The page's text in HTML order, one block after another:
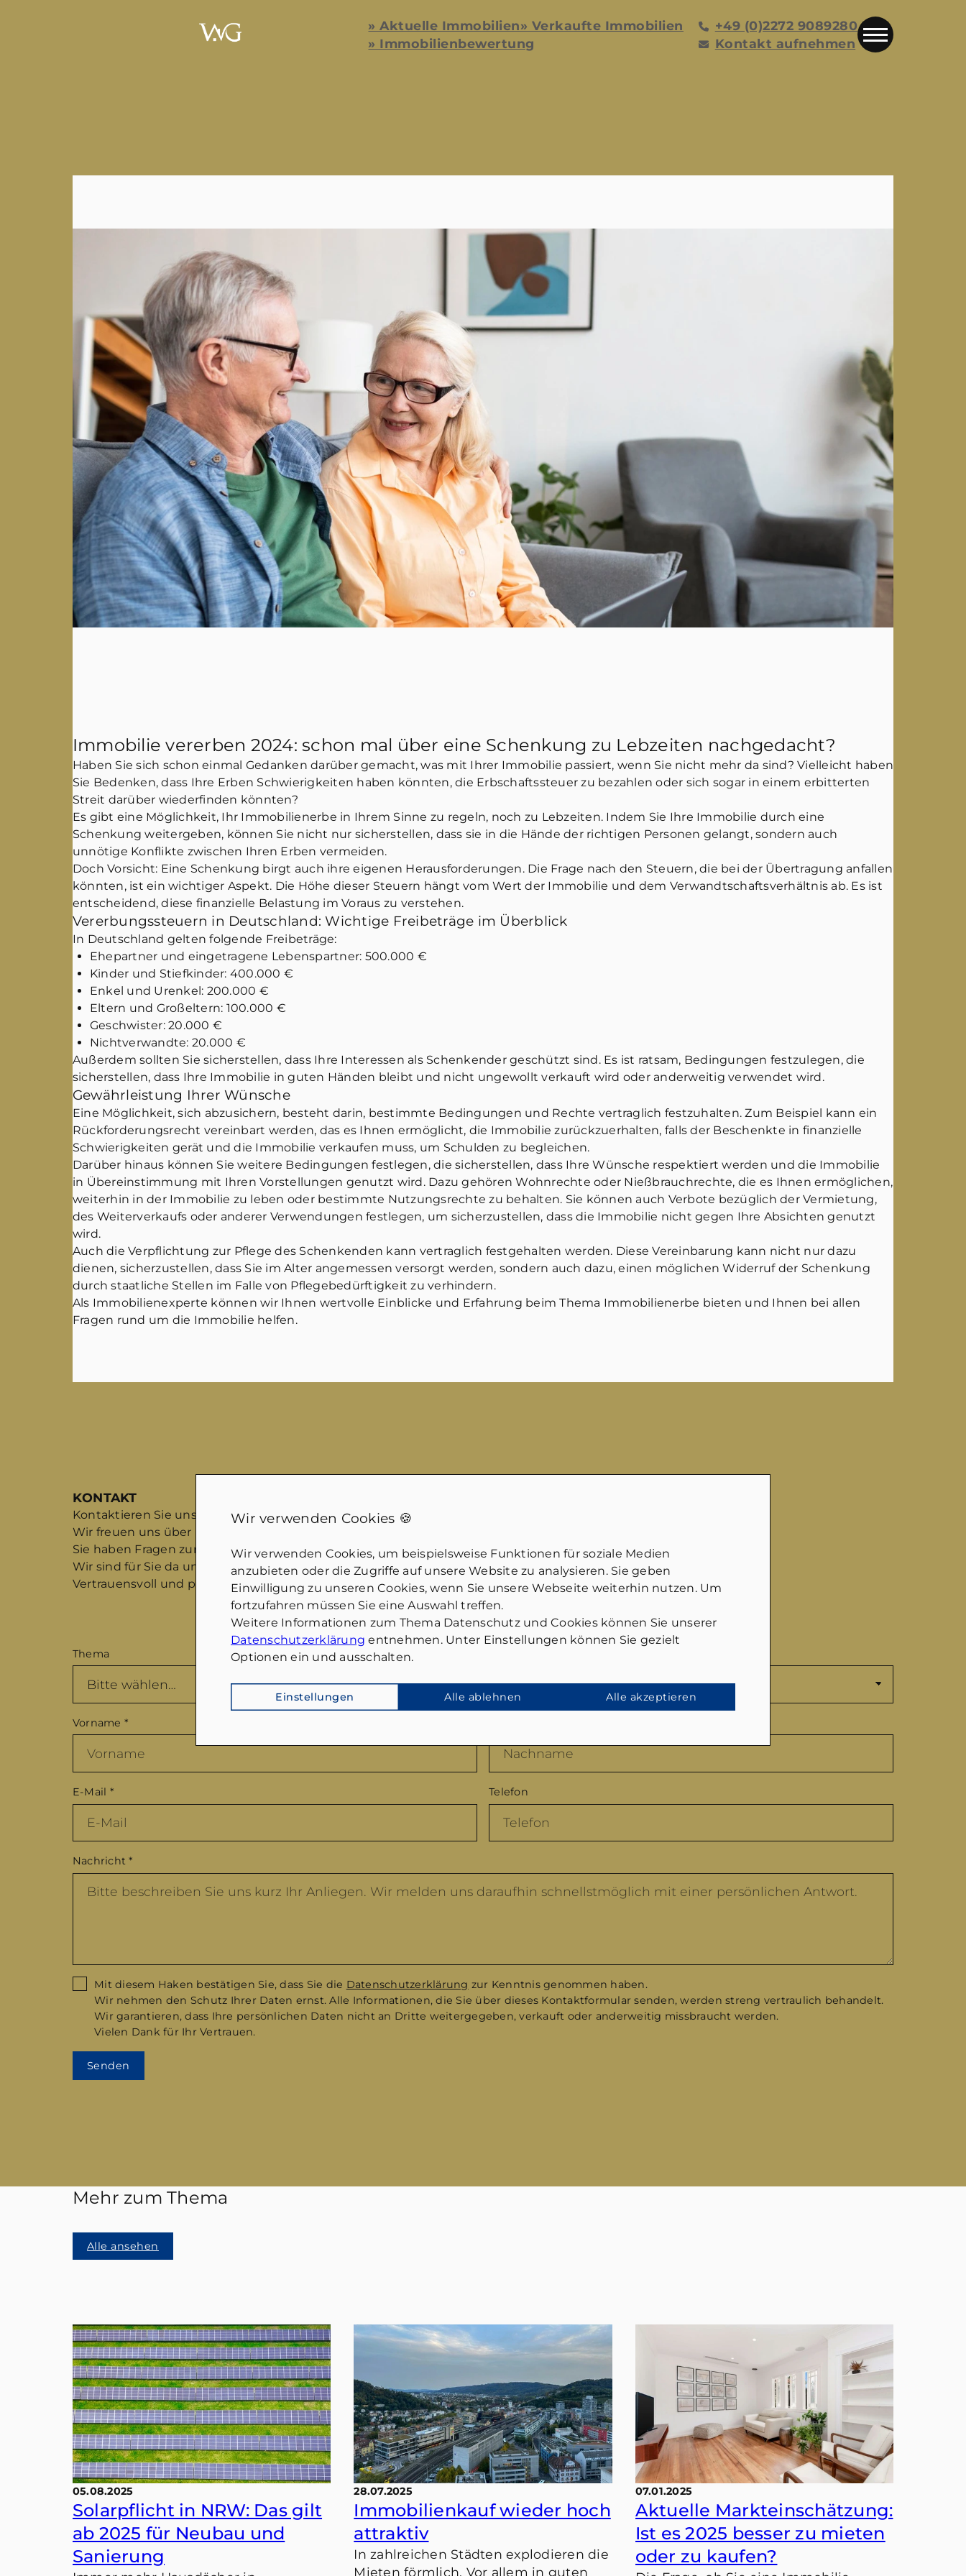
» Aktuelle Immobilien» Verkaufte Immobilien
» Immobilienbewertung
+49 (0)2272 9089280
Kontakt aufnehmen
Immobilie vererben 2024: schon mal über eine Schenkung zu Lebzeiten nachgedacht?
Haben Sie sich schon einmal Gedanken darüber gemacht, was mit Ihrer Immobilie passiert, wenn Sie nicht mehr da sind? Vielleicht haben
Sie Bedenken, dass Ihre Erben Schwierigkeiten haben könnten, die Erbschaftssteuer zu bezahlen oder sich sogar in einem erbitterten
Streit darüber wiederfinden könnten?
Es gibt eine Möglichkeit, Ihr Immobilienerbe in Ihrem Sinne zu regeln, noch zu Lebzeiten. Indem Sie Ihre Immobilie durch eine
Schenkung weitergeben, können Sie nicht nur sicherstellen, dass sie in die Hände der richtigen Personen gelangt, sondern auch
unnötige Konflikte zwischen Ihren Erben vermeiden.
Doch Vorsicht: Eine Schenkung birgt auch ihre eigenen Herausforderungen. Die Frage nach den Steuern, die bei der Übertragung anfallen
könnten, ist ein wichtiger Aspekt. Die Höhe dieser Steuern hängt vom Wert der Immobilie und dem Verwandtschaftsverhältnis ab. Es ist
entscheidend, diese finanzielle Belastung im Voraus zu verstehen.
Vererbungssteuern in Deutschland: Wichtige Freibeträge im Überblick
In Deutschland gelten folgende Freibeträge:
Ehepartner und eingetragene Lebenspartner: 500.000 €
Kinder und Stiefkinder: 400.000 €
Enkel und Urenkel: 200.000 €
Eltern und Großeltern: 100.000 €
Geschwister: 20.000 €
Nichtverwandte: 20.000 €
Außerdem sollten Sie sicherstellen, dass Ihre Interessen als Schenkender geschützt sind. Es ist ratsam, Bedingungen festzulegen, die
sicherstellen, dass Ihre Immobilie in guten Händen bleibt und nicht ungewollt verkauft wird oder anderweitig verwendet wird.
Gewährleistung Ihrer Wünsche
Eine Möglichkeit, sich abzusichern, besteht darin, bestimmte Bedingungen und Rechte vertraglich festzuhalten. Zum Beispiel kann ein
Rückforderungsrecht vereinbart werden, das es Ihnen ermöglicht, die Immobilie zurückzuerhalten, falls der Beschenkte in finanzielle
Schwierigkeiten gerät und die Immobilie verkaufen muss, um Schulden zu begleichen.
Darüber hinaus können Sie weitere Bedingungen festlegen, die sicherstellen, dass Ihre Wünsche respektiert werden und die Immobilie
in Übereinstimmung mit Ihren Vorstellungen genutzt wird. Dazu gehören Wohnrechte oder Nießbrauchrechte, die es Ihnen ermöglichen,
weiterhin in der Immobilie zu leben oder bestimmte Nutzungsrechte zu behalten. Sie können auch Verbote bezüglich der Vermietung,
des Weiterverkaufs oder anderer Verwendungen festlegen, um sicherzustellen, dass die Immobilie nicht gegen Ihre Absichten genutzt
wird.
Auch die Verpflichtung zur Pflege des Schenkenden kann vertraglich festgehalten werden. Diese Vereinbarung kann nicht nur dazu
dienen, sicherzustellen, dass Sie im Alter angemessen versorgt werden, sondern auch dazu, einen möglichen Widerruf der Schenkung
durch staatliche Stellen im Falle von Pflegebedürftigkeit zu verhindern.
Als Immobilienexperte können wir Ihnen wertvolle Einblicke und Erfahrung beim Thema Immobilienerbe bieten und Ihnen bei allen
Fragen rund um die Immobilie helfen.
KONTAKT
Kontaktieren Sie uns gerne!
Wir freuen uns über Ihre Nachricht.
Sie haben Fragen zum Verkauf Ihrer Immobilie?
Wir sind für Sie da und betreuen Sie von A-Z. Telefonisch oder auch bei Ihnen vor Ort.
Vertrauensvoll und professionell.
Thema
Vorname *
E-Mail * Telefon
Nachricht*
Mit diesem Haken bestätigen Sie, dass Sie die Datenschutzerklärung zur Kenntnis genommen haben.
Wir nehmen den Schutz Ihrer Daten ernst. Alle Informationen, die Sie über dieses Kontaktformular senden, werden streng vertraulich behandelt.
Wir garantieren, dass Ihre persönlichen Daten nicht an Dritte weitergegeben, verkauft oder anderweitig missbraucht werden.
Vielen Dank für Ihr Vertrauen.
Senden
Mehr zum Thema
Alle ansehen
05.08.2025
Solarpflicht in NRW: Das gilt
ab 2025 für Neubau und
Sanierung
28.07.2025
Immobilienkauf wieder hoch
attraktiv
In zahlreichen Städten explodieren die
Mieten förmlich. Vor allem in guten
07.01.2025
Aktuelle Markteinschätzung:
Ist es 2025 besser zu mieten
oder zu kaufen?
Wir verwenden Cookies 🍪
Wir verwenden Cookies, um beispielsweise Funktionen für soziale Medien
anzubieten oder die Zugriffe auf unsere Website zu analysieren. Sie geben
Einwilligung zu unseren Cookies, wenn Sie unsere Webseite weiterhin nutzen. Um
fortzufahren müssen Sie eine Auswahl treffen.
Weitere Informationen zum Thema Datenschutz und Cookies können Sie unserer
Datenschutzerklärung entnehmen. Unter Einstellungen können Sie gezielt
Optionen ein und ausschalten.
Einstellungen Alle ablehnen Alle akzeptieren